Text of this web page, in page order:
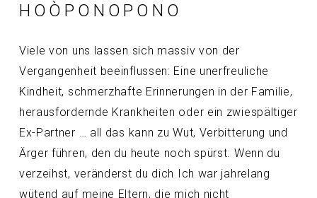
HOÒPONOPONO
Viele von uns lassen sich massiv von der
Vergangenheit beeinflussen: Eine unerfreuliche
Kindheit, schmerzhafte Erinnerungen in der Familie,
herausfordernde Krankheiten oder ein zwiespältiger
Ex-Partner … all das kann zu Wut, Verbitterung und
Ärger führen, den du heute noch spürst. Wenn du
verzeihst, veränderst du dich Ich war jahrelang
wütend auf meine Eltern, die mich nicht